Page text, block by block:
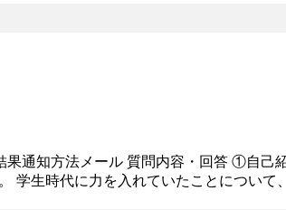
通知方法メール 質問内容・回答 ①自己
学生時代に力を入れていたことについて